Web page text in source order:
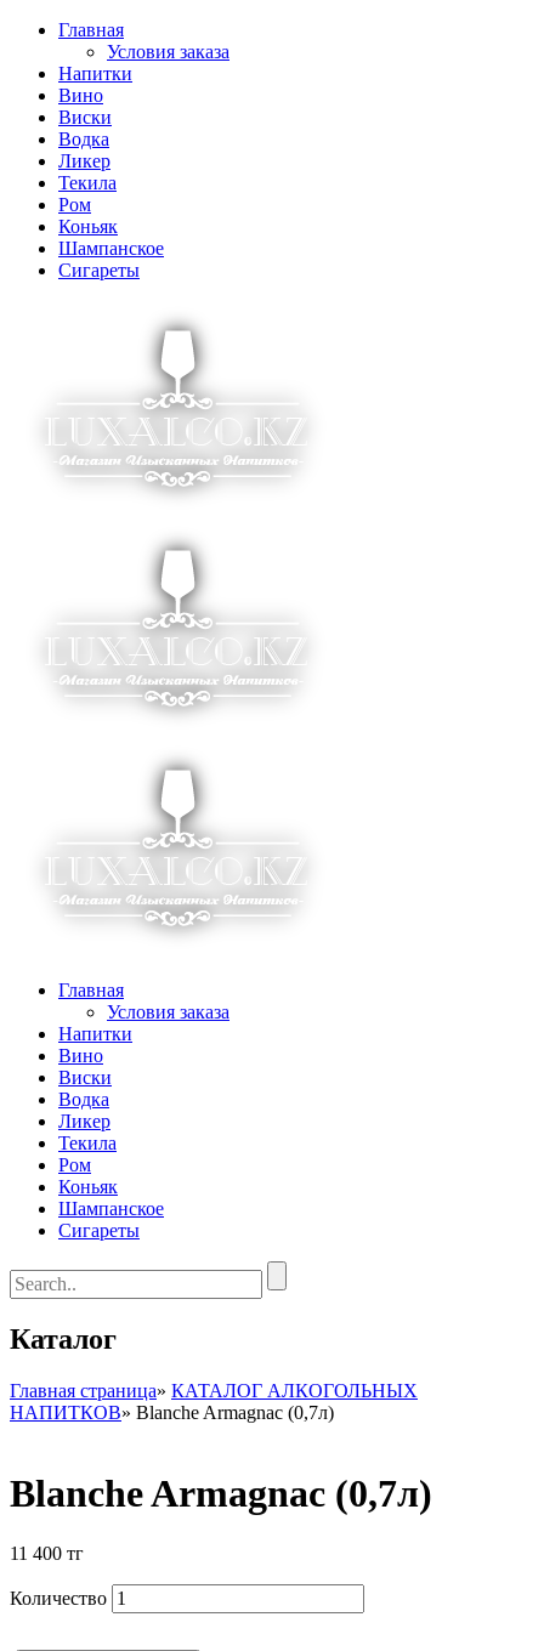
Главная
Условия заказа
Напитки
Вино
Виски
Водка
Ликер
Текила
Ром
Коньяк
Шампанское
Сигареты
Главная
Условия заказа
Напитки
Вино
Виски
Водка
Ликер
Текила
Ром
Коньяк
Шампанское
Сигареты
Каталог
Главная страница» КАТАЛОГ АЛКОГОЛЬНЫХ
НАПИТКОВ» Blanche Armagnac (0,7л)
Blanche Armagnac (0,7л)
11 400 тг
Количество